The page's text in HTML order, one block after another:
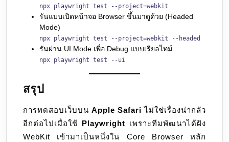
npx playwright test --project=webkit
รันแบบเปิดหน้าจอ Browser ขึ้นมาดูด้วย (Headed
Mode)
npx playwright test --project=webkit --headed
รันผ่าน UI Mode เพื่อ Debug แบบเรียลไทม์
npx playwright test --ui
สรุป
การทดสอบเว็บบน Apple Safari ไม่ใช่เรื่องน่ากลัว
อีกต่อไปเมื่อใช้ Playwright เพราะทีมพัฒนาได้ฝัง
WebKit เข้ามาเป็นหนึ่งใน Core Browser หลัก